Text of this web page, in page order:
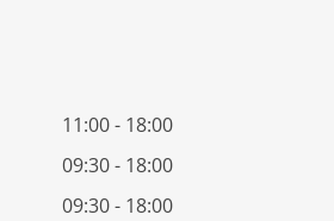
11:00 - 18:00
09:30 - 18:00
09:30 - 18:00